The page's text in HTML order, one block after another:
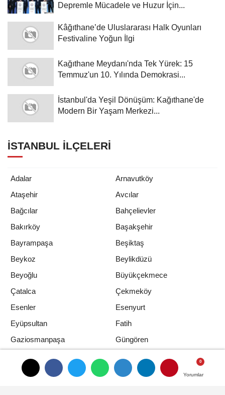
Yorumlar
Yorumlar
Depremle Mücadele ve Huzur İçin...
Kâğıthane’de Uluslararası Halk Oyunları
Festivaline Yoğun İlgi
Kağıthane Meydanı'nda Tek Yürek: 15
Temmuz'un 10. Yılında Demokrasi...
İstanbul'da Yeşil Dönüşüm: Kağıthane'de
Modern Bir Yaşam Merkezi...
Bağcılar
Bakırköy
Başakşehir
Bayrampaşa
Beşiktaş
Beykoz
Beylikdüzü
Beyoğlu
Büyükçekmece
Çatalca
Çekmeköy
Esenler
Esenyurt
Gaziosmanpaşa
Kağıthane
Kartal
Küçükçekmece
Maltepe
Pendik